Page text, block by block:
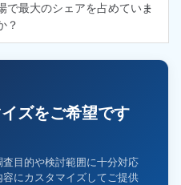
で最大のシェアを占めていま
？
ズをご希望です
目的や検討範囲に十分対応
にカスタマイズしてご提供